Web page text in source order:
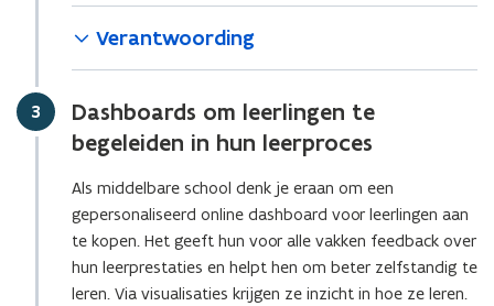
Verantwoording
Stap
3
Dashboards om leerlingen te
begeleiden in hun leerproces
Als middelbare school denk je eraan om een
gepersonaliseerd online dashboard voor leerlingen aan
te kopen. Het geeft hun voor alle vakken feedback over
hun leerprestaties en helpt hen om beter zelfstandig te
leren. Via visualisaties krijgen ze inzicht in hoe ze leren.